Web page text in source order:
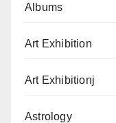
Albums
Art Exhibition
Art Exhibitionj
Astrology